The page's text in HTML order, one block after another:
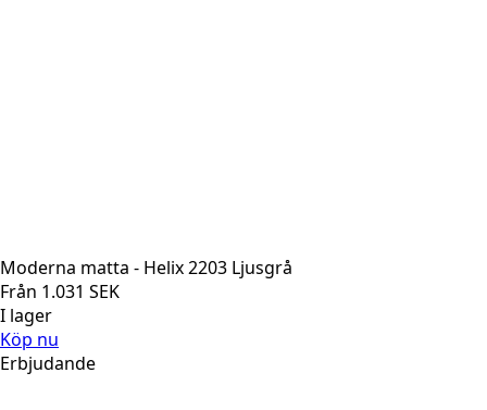
Moderna matta - Helix 2203 Ljusgrå
Från 1.031 SEK
I lager
Köp nu
Erbjudande